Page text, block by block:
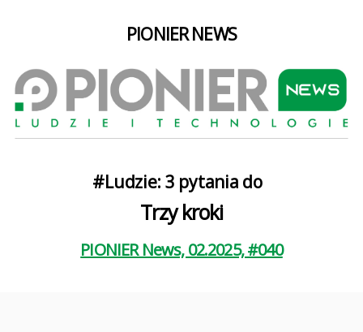
PIONIER NEWS
Kategorie
#Ludzie: 3 pytania do
Trzy kroki
PIONIER News, 02.2025, #040